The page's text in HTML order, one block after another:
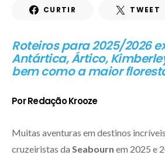
CURTIR TWEET
Roteiros para 2025/2026
Antártica, Ártico,
bem como a maior
Por Redação Krooze
Muitas aventuras em destinos
cruzeiristas da Seabourn em 2025 e